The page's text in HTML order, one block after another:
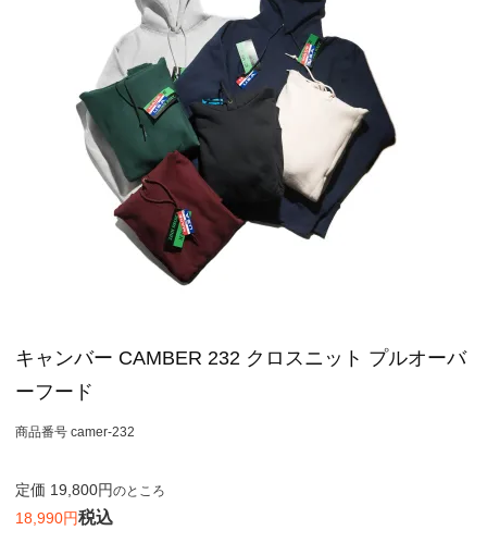
キャンバー CAMBER 232 クロスニット プルオーバ
ーフード
商品番号 camer-232
定価 19,800 のところ
18,990 税込